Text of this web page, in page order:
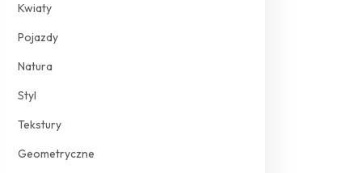
Kwiaty
Pojazdy
Natura
Styl
Tekstury
Geometryczne